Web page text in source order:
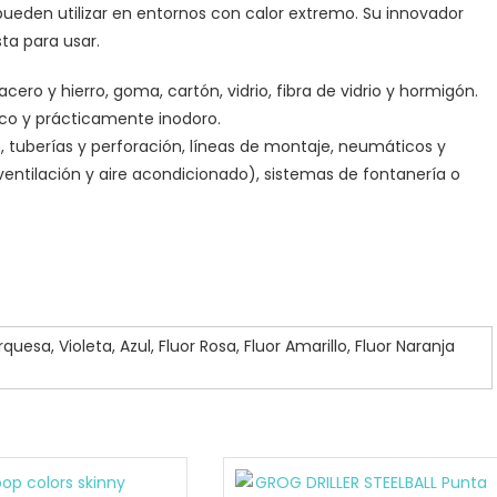
utilizar en entornos con calor extremo. Su innovador
para usar.
y hierro, goma, cartón, vidrio, fibra de vidrio y hormigón.
y prácticamente inodoro.
tuberías y perforación, líneas de montaje, neumáticos y
y aire acondicionado), sistemas de fontanería o
Violeta, Azul, Fluor Rosa, Fluor Amarillo, Fluor Naranja